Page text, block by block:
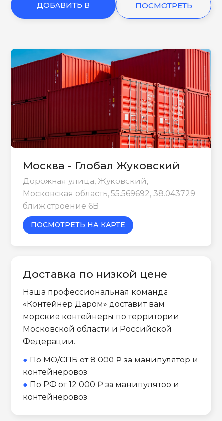
ДОБАВИТЬ В ПОСМОТРЕТЬ
Москва - Глобал Жуковский
Дорожная улица, Жуковский,
Московская область, 55.569692, 38.043729
ближ.строение 6B
ПОСМОТРЕТЬ НА КАРТЕ
Доставка по низкой цене
Наша профессиональная команда
«Контейнер Даром» доставит вам
морские контейнеры по территории
Московской области и Российской
Федерации.
● По МО/СПБ от 8 000 ₽ за манипулятор и
контейнеровоз
● По РФ от 12 000 ₽ за манипулятор и
контейнеровоз